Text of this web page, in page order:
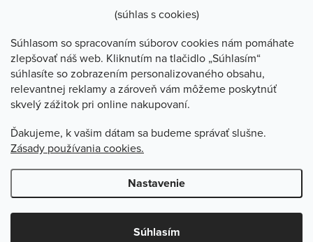
(súhlas s cookies)
Súhlasom so spracovaním súborov cookies nám pomáhate
zlepšovať náš web. Kliknutím na tlačidlo „Súhlasím“
súhlasíte so zobrazením personalizovaného obsahu,
relevantnej reklamy a zároveň vám môžeme poskytnúť
skvelý zážitok pri online nakupovaní.
Ďakujeme, k vašim dátam sa budeme správať slušne.
Zásady používania cookies.
Nastavenie
Súhlasím
O Stevula
Poradňa
Copyright 2026Stevula.sk. Všetky práva vyhradené.Upraviť
nastavenie cookies